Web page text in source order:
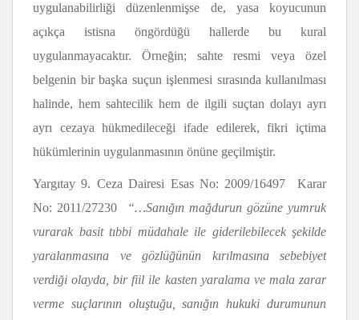
uygulanabilirliği düzenlenmişse de, yasa koyucunun
açıkça istisna öngördüğü hallerde bu kural
uygulanmayacaktır. Örneğin; sahte resmi veya özel
belgenin bir başka suçun işlenmesi sırasında kullanılması
halinde, hem sahtecilik hem de ilgili suçtan dolayı ayrı
ayrı cezaya hükmedileceği ifade edilerek, fikri içtima
hükümlerinin uygulanmasının önüne geçilmiştir.
Yargıtay 9. Ceza Dairesi Esas No: 2009/16497 Karar
No: 2011/27230
“…Sanığın mağdurun gözüne yumruk
vurarak basit tıbbi müdahale ile giderilebilecek şekilde
yaralanmasına ve gözlüğünün kırılmasına sebebiyet
verdiği olayda, bir fiil ile kasten yaralama ve mala zarar
verme suçlarının oluştuğu, sanığın hukuki durumunun